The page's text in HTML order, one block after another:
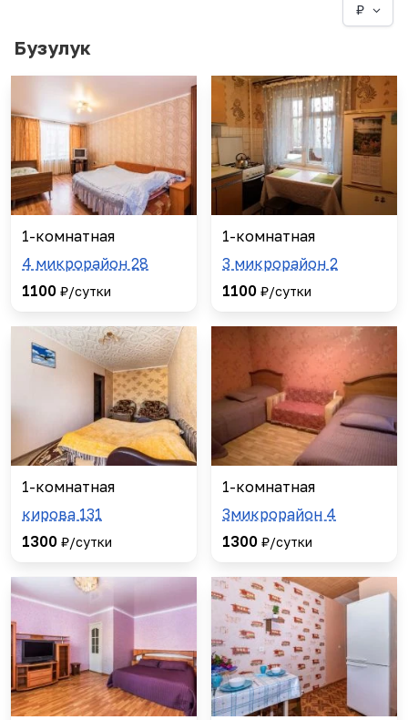
₽
Бузулук
1-комнатная
4 микрорайон 28
1100 ₽/сутки
1-комнатная
3 микрорайон 2
1100 ₽/сутки
1-комнатная
кирова 131
1300 ₽/сутки
1-комнатная
3микрорайон 4
1300 ₽/сутки